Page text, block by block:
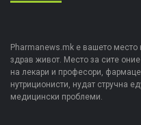
Pharmanews.mk е вашето место
здрав живот. Место за сите
на лекари и професори,
нутриционисти, нудат стручна
медицински проблеми.